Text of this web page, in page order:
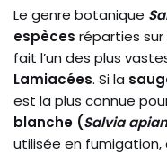
Le genre botanique
espèces réparties
fait l’un des plus
Lamiacées. Si la
est la plus connue
blanche (Salvia
utilisée en